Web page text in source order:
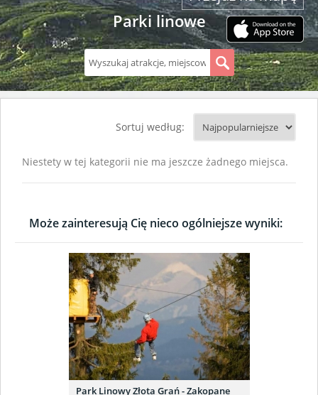
Parki linowe
Sortuj według:
Niestety w tej kategorii nie ma jeszcze żadnego miejsca.
Może zainteresują Cię nieco ogólniejsze wyniki:
Park Linowy Złota Grań - Zakopane